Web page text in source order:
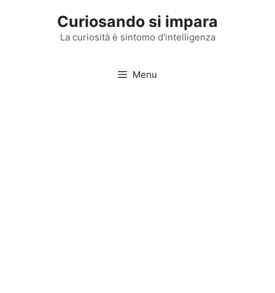
Curiosando si impara
La curiosità è sintomo d'intelligenza
Menu